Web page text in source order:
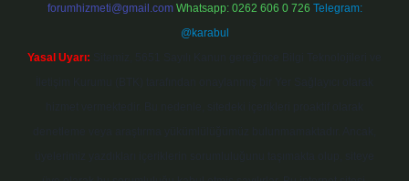
forumhizmeti@gmail.com Whatsapp: 0262 606 0 726 Telegram:
@karabul
Yasal Uyarı: